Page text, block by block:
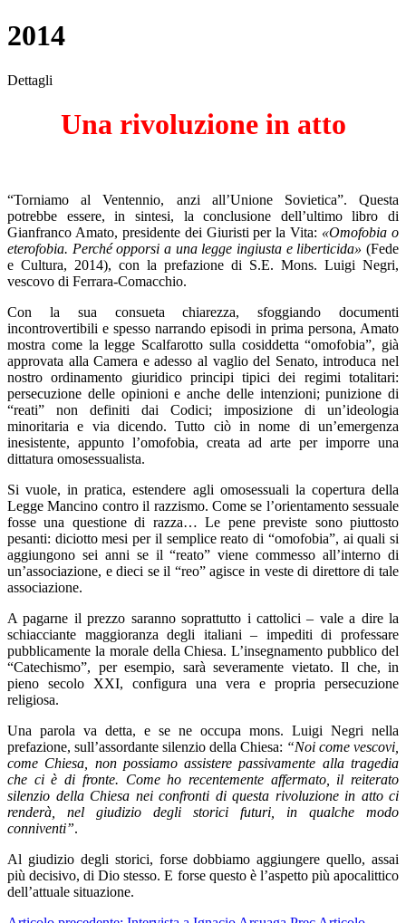
2014
Dettagli
Una rivoluzione in atto
“Torniamo al Ventennio, anzi all’Unione Sovietica”. Questa
potrebbe essere, in sintesi, la conclusione dell’ultimo libro di
Gianfranco Amato, presidente dei Giuristi per la Vita: «Omofobia o
eterofobia. Perché opporsi a una legge ingiusta e liberticida» (Fede
e Cultura, 2014), con la prefazione di S.E. Mons. Luigi Negri,
vescovo di Ferrara-Comacchio.
Con la sua consueta chiarezza, sfoggiando documenti
incontrovertibili e spesso narrando episodi in prima persona, Amato
mostra come la legge Scalfarotto sulla cosiddetta “omofobia”, già
approvata alla Camera e adesso al vaglio del Senato, introduca nel
nostro ordinamento giuridico principi tipici dei regimi totalitari:
persecuzione delle opinioni e anche delle intenzioni; punizione di
“reati” non definiti dai Codici; imposizione di un’ideologia
minoritaria e via dicendo. Tutto ciò in nome di un’emergenza
inesistente, appunto l’omofobia, creata ad arte per imporre una
dittatura omosessualista.
Si vuole, in pratica, estendere agli omosessuali la copertura della
Legge Mancino contro il razzismo. Come se l’orientamento sessuale
fosse una questione di razza… Le pene previste sono piuttosto
pesanti: diciotto mesi per il semplice reato di “omofobia”, ai quali si
aggiungono sei anni se il “reato” viene commesso all’interno di
un’associazione, e dieci se il “reo” agisce in veste di direttore di tale
associazione.
A pagarne il prezzo saranno soprattutto i cattolici – vale a dire la
schiacciante maggioranza degli italiani – impediti di professare
pubblicamente la morale della Chiesa. L’insegnamento pubblico del
“Catechismo”, per esempio, sarà severamente vietato. Il che, in
pieno secolo XXI, configura una vera e propria persecuzione
religiosa.
Una parola va detta, e se ne occupa mons. Luigi Negri nella
prefazione, sull’assordante silenzio della Chiesa: “Noi come vescovi,
come Chiesa, non possiamo assistere passivamente alla tragedia
che ci è di fronte. Come ho recentemente affermato, il reiterato
silenzio della Chiesa nei confronti di questa rivoluzione in atto ci
renderà, nel giudizio degli storici futuri, in qualche modo
conniventi”.
Al giudizio degli storici, forse dobbiamo aggiungere quello, assai
più decisivo, di Dio stesso. E forse questo è l’aspetto più apocalittico
dell’attuale situazione.